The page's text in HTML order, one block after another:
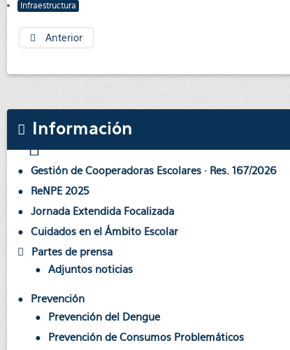
Infraestructura
Anterior
Información
Gestión de Cooperadoras Escolares · Res. 167/2026
ReNPE 2025
Jornada Extendida Focalizada
Cuidados en el Ámbito Escolar
Partes de prensa
Adjuntos noticias
Prevención
Prevención del Dengue
Prevención de Consumos Problemáticos